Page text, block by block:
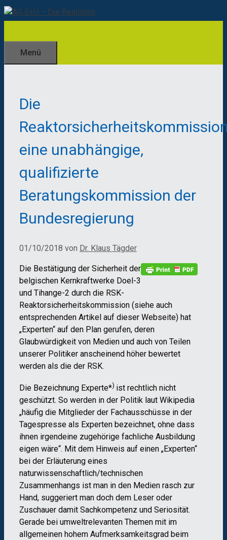
Zum
Inhalt
Menü
Die
eine unabhängige,
qualifizierte
Beratungskommission der
Bundesregierung
01/10/2018 von Dr. Klaus Tägder
Die Bestätigung der Sicherheit der
belgischen Kernkraftwerke Doel-3
und Tihange-2 durch die RSK-
Reaktorsicherheitskommission (siehe auch
entsprechenden Artikel auf dieser Webseite) hat
„Experten“ auf den Plan gerufen, deren
Glaubwürdigkeit von Medien und auch von Teilen
unserer Politiker anscheinend höher bewertet
werden als die der RSK.
Die Bezeichnung Experte*) ist rechtlich nicht
geschützt. So werden in der Politik laut Wikipedia
„häufig die Mitglieder der Fachausschüsse in der
Tagespresse als Experten bezeichnet, ohne dass
ihnen irgendeine zugehörige fachliche Ausbildung
eigen wäre“. Mit dem Hinweis auf einen „Experten“
bei der Erläuterung eines
naturwissenschaftlich/technischen
Zusammenhangs ist man in den Medien rasch zur
Hand, suggeriert man doch dem Leser oder
Zuschauer damit Sachkompetenz und Seriosität.
Gerade bei umweltrelevanten Themen mit im
allgemeinen hohem Aufmerksamkeitsgrad beim